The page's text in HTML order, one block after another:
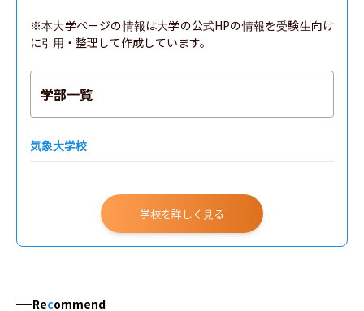
※本大学ページの情報は大学の公式HPの情報を受験生向け
に引用・整理して作成しています。
学部一覧
気象大学校
学校を詳しく見る
Recommend